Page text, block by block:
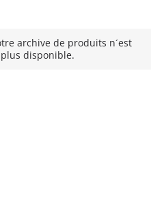
archive de produits n´est
disponible.